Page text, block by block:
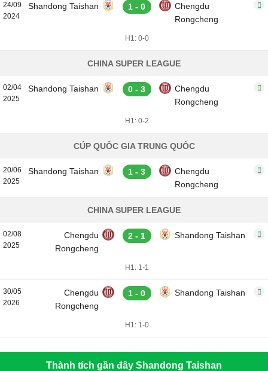
24/09
2024
Shandong Taishan 1 - 0
Chengdu
Rongcheng
H1: 0-0
CHINA SUPER LEAGUE
02/04
2025
Shandong Taishan 0 - 3
Chengdu
Rongcheng
H1: 0-2
CÚP QUỐC GIA TRUNG QUỐC
20/06
2025
Shandong Taishan 1 - 3
Chengdu
Rongcheng
CHINA SUPER LEAGUE
02/08
2025
Chengdu
Rongcheng
2 - 1 Shandong Taishan
H1: 1-1
30/05
2026
Chengdu
Rongcheng
1 - 0 Shandong Taishan
H1: 1-0
Thành tích gần đây Shandong Taishan